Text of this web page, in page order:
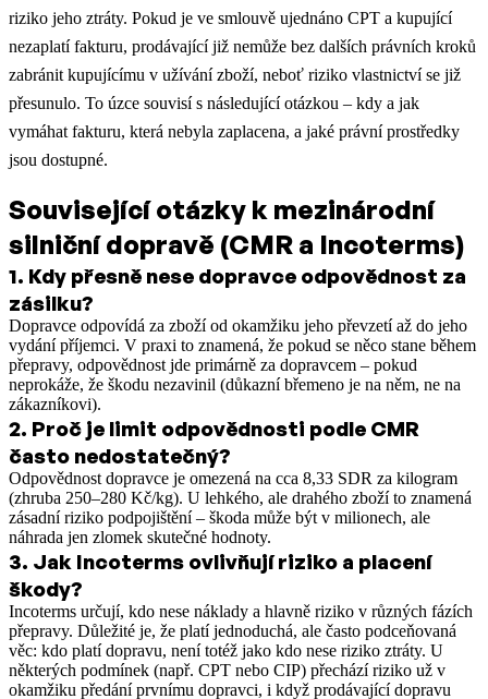
riziko jeho ztráty. Pokud je ve smlouvě ujednáno CPT a kupující
nezaplatí fakturu, prodávající již nemůže bez dalších právních kroků
zabránit kupujícímu v užívání zboží, neboť riziko vlastnictví se již
přesunulo. To úzce souvisí s následující otázkou – kdy a jak
vymáhat fakturu, která nebyla zaplacena, a jaké právní prostředky
jsou dostupné.
Související otázky k mezinárodní
silniční dopravě (CMR a Incoterms)
1. Kdy přesně nese dopravce odpovědnost za
zásilku?
Dopravce odpovídá za zboží od okamžiku jeho převzetí až do jeho
vydání příjemci. V praxi to znamená, že pokud se něco stane během
přepravy, odpovědnost jde primárně za dopravcem – pokud
neprokáže, že škodu nezavinil (důkazní břemeno je na něm, ne na
zákazníkovi).
2. Proč je limit odpovědnosti podle CMR
často nedostatečný?
Odpovědnost dopravce je omezená na cca 8,33 SDR za kilogram
(zhruba 250–280 Kč/kg). U lehkého, ale drahého zboží to znamená
zásadní riziko podpojištění – škoda může být v milionech, ale
náhrada jen zlomek skutečné hodnoty.
3. Jak Incoterms ovlivňují riziko a placení
škody?
Incoterms určují, kdo nese náklady a hlavně riziko v různých fázích
přepravy. Důležité je, že platí jednoduchá, ale často podceňovaná
věc: kdo platí dopravu, není totéž jako kdo nese riziko ztráty. U
některých podmínek (např. CPT nebo CIP) přechází riziko už v
okamžiku předání prvnímu dopravci, i když prodávající dopravu